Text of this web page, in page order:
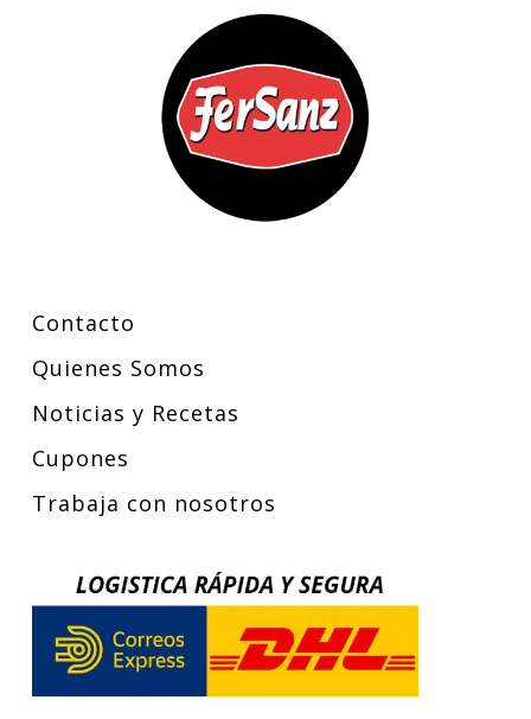
Contacto
Quienes Somos
Noticias y Recetas
Cupones
Trabaja con nosotros